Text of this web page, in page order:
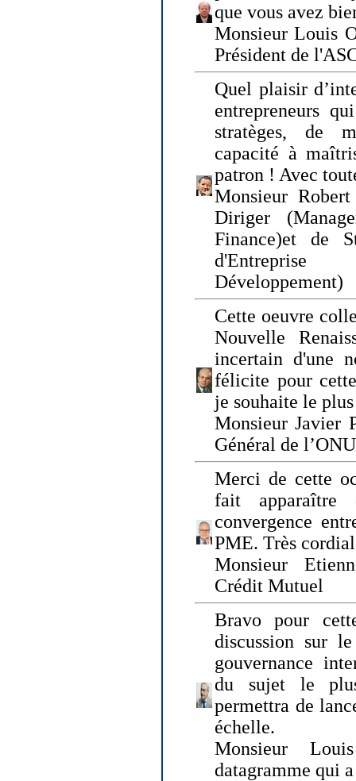
que vous avez
Monsieur Louis
Président de
Quel plaisir
entrepreneurs
stratèges, de
capacité à
patron ! Avec
Monsieur
Diriger
Finance)et de
Développement)
Cette oeuvre
Nouvelle
incertain d'une
félicite pour
je souhaite le
Monsieur Javier
Général de
Merci de cette
fait apparaître
convergence
PME. Très
Monsieur
Crédit Mutuel
Bravo pour
discussion sur
gouvernance
du sujet le
permettra de
échelle.
Monsieur
datagramme qui